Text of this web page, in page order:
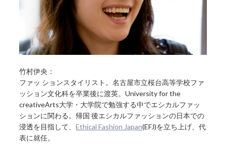
竹村伊央：
ファッ ションスタイリスト。名古屋市立桜台高等学校ファ
ッション文化科を卒業後に渡英。University for the
creativeArts大学・大学院で勉強する中でエシカルファッ
ションに関わる。帰国 後エシカルファッションの日本での
浸透を目指して、Ethical Fashion Japan(EFJ)を立ち上げ、代
表に就任。